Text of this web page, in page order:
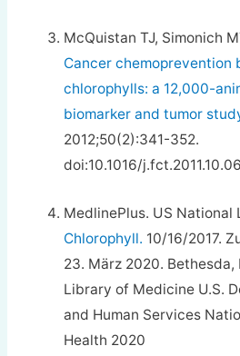
McQuistan TJ, Simonich
Cancer chemoprevention
chlorophylls: a 12,000-
biomarker and tumor
2012;50(2):341-352.
doi:10.1016/
MedlinePlus. US
Chlorophyll. 10/16/2017.
23. März 2020. Bethesda,
Library of Medicine U.S.
and Human Services
Health 2020